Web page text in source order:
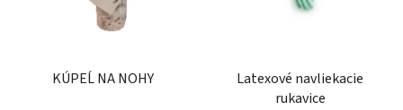
KÚPEĹ NA NOHY
Latexové navliekacie
rukavice